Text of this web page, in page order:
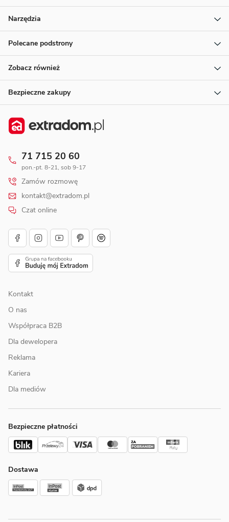
Narzędzia
Polecane podstrony
Zobacz również
Bezpieczne zakupy
71 715 20 60
pon.-pt. 8-21, sob 9-17
Zamów rozmowę
kontakt@extradom.pl
Czat online
Kontakt
O nas
Współpraca B2B
Dla dewelopera
Reklama
Kariera
Dla mediów
Bezpieczne płatności
Dostawa